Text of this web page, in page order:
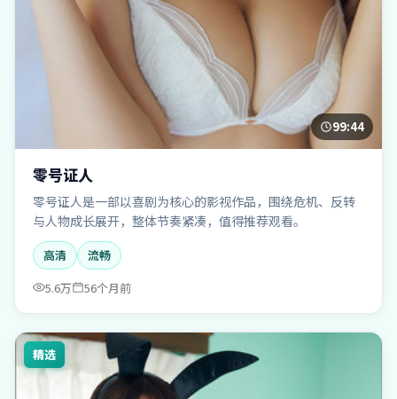
99:44
零号证人
零号证人是一部以喜剧为核心的影视作品，围绕危机、反转
与人物成长展开，整体节奏紧凑，值得推荐观看。
高清
流畅
5.6万
56个月前
精选